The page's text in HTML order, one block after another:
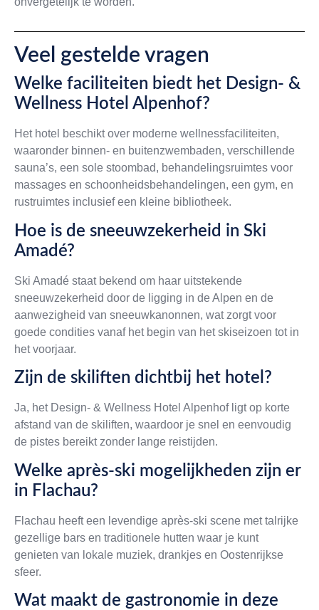
Veel gestelde vragen
Welke faciliteiten biedt het Design- &
Wellness Hotel Alpenhof?
Het hotel beschikt over moderne wellnessfaciliteiten,
waaronder binnen- en buitenzwembaden, verschillende
sauna’s, een sole stoombad, behandelingsruimtes voor
massages en schoonheidsbehandelingen, een gym, en
rustruimtes inclusief een kleine bibliotheek.
Hoe is de sneeuwzekerheid in Ski
Amadé?
Ski Amadé staat bekend om haar uitstekende
sneeuwzekerheid door de ligging in de Alpen en de
aanwezigheid van sneeuwkanonnen, wat zorgt voor
goede condities vanaf het begin van het skiseizoen tot in
het voorjaar.
Zijn de skiliften dichtbij het hotel?
Ja, het Design- & Wellness Hotel Alpenhof ligt op korte
afstand van de skiliften, waardoor je snel en eenvoudig
de pistes bereikt zonder lange reistijden.
Welke après-ski mogelijkheden zijn er
in Flachau?
Flachau heeft een levendige après-ski scene met talrijke
gezellige bars en traditionele hutten waar je kunt
genieten van lokale muziek, drankjes en Oostenrijkse
sfeer.
Wat maakt de gastronomie in deze